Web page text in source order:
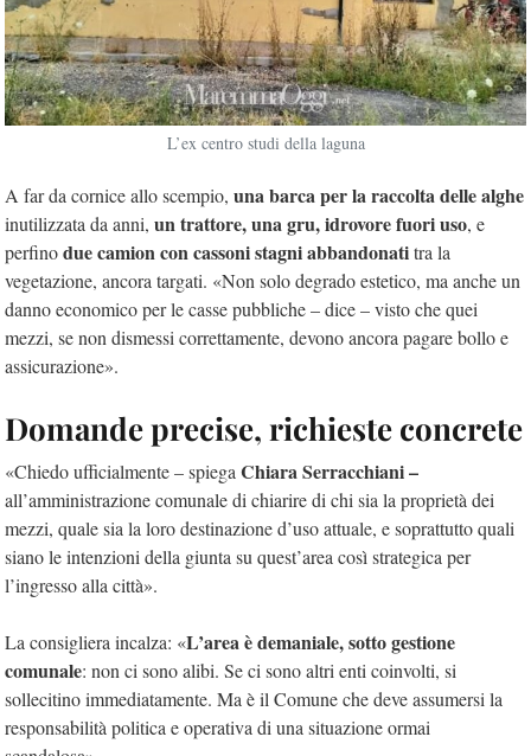
L’ex centro studi della laguna
A far da cornice allo scempio, una barca per la raccolta delle alghe
inutilizzata da anni, un trattore, una gru, idrovore fuori uso, e
perfinodue camion con cassoni stagni abbandonatitra la
vegetazione, ancora targati. «Non solo degrado estetico, ma anche un
danno economico per le casse pubbliche – dice – visto che quei
mezzi, se non dismessi correttamente, devono ancora pagare bollo e
assicurazione».
Domande precise, richieste concrete
«Chiedo ufficialmente – spiegaChiara Serracchiani –
all’amministrazione comunale di chiarire di chi sia la proprietà dei
mezzi, quale sia la loro destinazione d’uso attuale, e soprattutto quali
siano le intenzioni della giunta su quest’area così strategica per
l’ingresso alla città».
La consigliera incalza: «L’area è demaniale, sotto gestione
comunale: non ci sono alibi. Se ci sono altri enti coinvolti, si
sollecitino immediatamente. Ma è il Comune che deve assumersi la
responsabilità politica e operativa di una situazione ormai